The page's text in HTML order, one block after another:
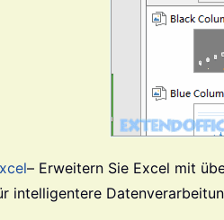
– Erweitern Sie Excel mit
intelligentere